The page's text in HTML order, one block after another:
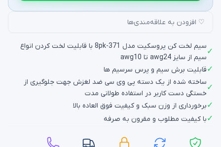
♡ افزودن به علاقه‌مندی‌ها
✓
سیم لخت کن پروسکیت مدل 8pk-371 با قابلیت لخت کردن انواع
سیم از سایز awg24 تا awg10
✓قابلیت برش سیم و پرس سرسیم ها
✓
ساخته شده از یک دسته پی وی سی ضد لغزش جهت جلوگیری از
خستگی دست کاربر در استفاده طولانی مدت
✓برخورداری از وزن سبک و کیفیت فوق العاده بالا
✓با کیفیت مطلوب و مقرون به صرفه